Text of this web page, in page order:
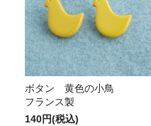
ボタン 黄色の小鳥
フランス製
140円(税込)